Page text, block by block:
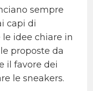
sempre
capi di
idee chiare in
proposte da
il favore dei
le sneakers.